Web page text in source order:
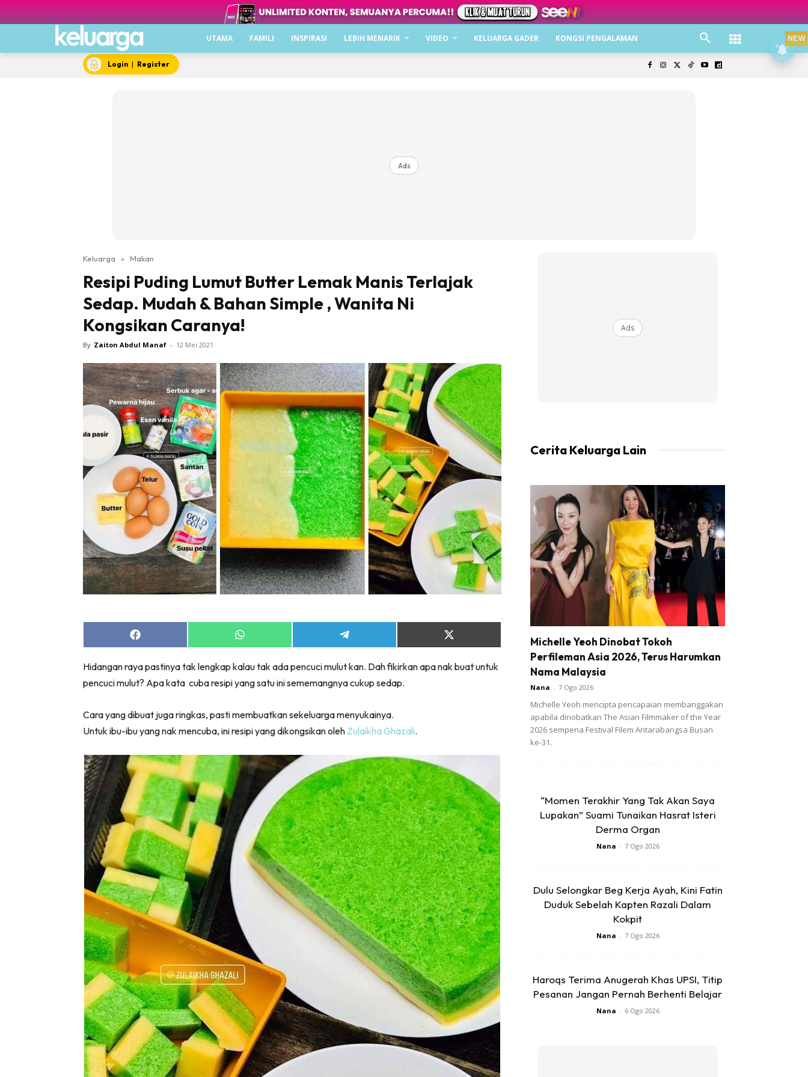
UTAMA FAMILI INSPIRASI LEBIH MENARIK VIDEO KELUARGA GADER KONGSI PENGALAMAN
Login | Register
Ads
Keluarga » Makan
Resipi Puding Lumut Butter Lemak Manis Terlajak
Sedap. Mudah & Bahan Simple , Wanita Ni
Kongsikan Caranya!
By Zaiton Abdul Manaf - 12 Mei 2021
Share
on
Share
on
Share
on
Share
on
(Twitter)
Hidangan raya pastinya tak lengkap kalau tak ada pencuci mulut kan. Dah fikirkan apa nak buat untuk
pencuci mulut? Apa kata cuba resipi yang satu ini sememangnya cukup sedap.
Cara yang dibuat juga ringkas, pasti membuatkan sekeluarga menyukainya.
Untuk ibu-ibu yang nak mencuba, ini resipi yang dikongsikan oleh Zulaikha Ghazali.
Ads
Cerita Keluarga Lain
Michelle Yeoh Dinobat Tokoh
Perfileman Asia 2026, Terus Harumkan
Nama Malaysia
Nana - 7 Ogo 2026
Michelle Yeoh mencipta pencapaian membanggakan
apabila dinobatkan The Asian Filmmaker of the Year
2026 sempena Festival Filem Antarabangsa Busan
ke-31.
“Momen Terakhir Yang Tak Akan Saya
Lupakan” Suami Tunaikan Hasrat Isteri
Derma Organ
Nana - 7 Ogo 2026
Dulu Selongkar Beg Kerja Ayah, Kini Fatin
Duduk Sebelah Kapten Razali Dalam
Kokpit
Nana - 7 Ogo 2026
Haroqs Terima Anugerah Khas UPSI, Titip
Pesanan Jangan Pernah Berhenti Belajar
Nana - 6 Ogo 2026
NEW